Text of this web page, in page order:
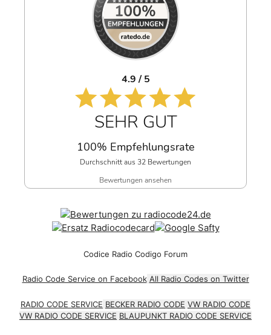
4.9 / 5
SEHR GUT
100% Empfehlungsrate
Durchschnitt aus 32 Bewertungen
Bewertungen ansehen
Codice Radio Codigo Forum
Radio Code Service on Facebook All Radio Codes on Twitter
RADIO CODE SERVICE BECKER RADIO CODE VW RADIO CODE
VW RADIO CODE SERVICE BLAUPUNKT RADIO CODE SERVICE